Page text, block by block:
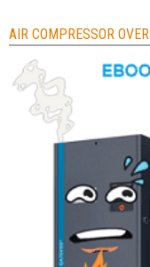
AIR COMPRESSOR